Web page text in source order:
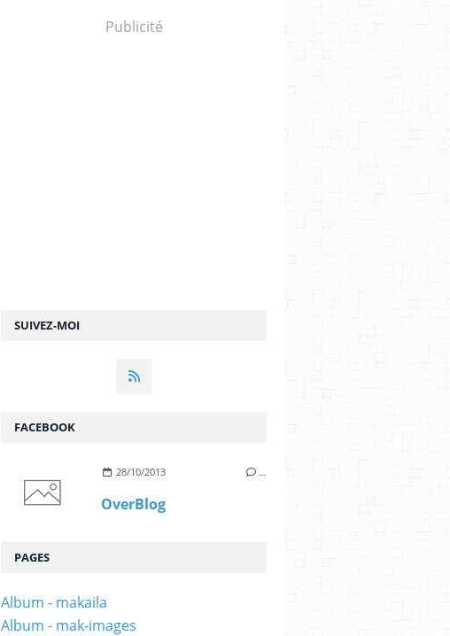
SUIVEZ-MOI
Publicité
FACEBOOK
28/10/2013 …
OverBlog
PAGES
Album - makaila
Album - mak-images